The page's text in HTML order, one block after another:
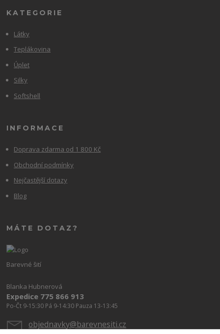
KATEGORIE
Látky
Teplákovina
Úplet
Silky
Softshell
INFORMACE
Doprava zdarma od 1 800 Kč
Obchodní podmínky
Nejčastější dotazy
Blog
MÁTE DOTAZ?
Barevné šití
Blanka Hubnerová
Expedice 775 866 913
Po-Čt 9-15:30 Pá 9-14:30 Pauza 13-13:45
objednavky@barevnesiti.cz